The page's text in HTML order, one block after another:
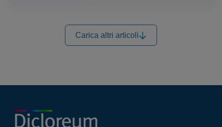
Carica altri articoli